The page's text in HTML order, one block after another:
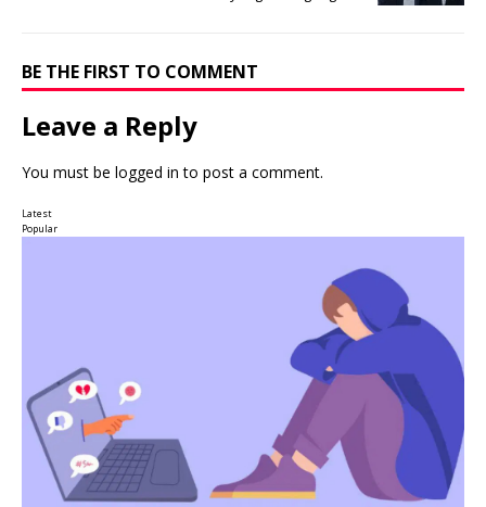
BE THE FIRST TO COMMENT
Leave a Reply
You must be logged in to post a comment.
Latest
Popular